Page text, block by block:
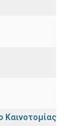
Καινοτομίας